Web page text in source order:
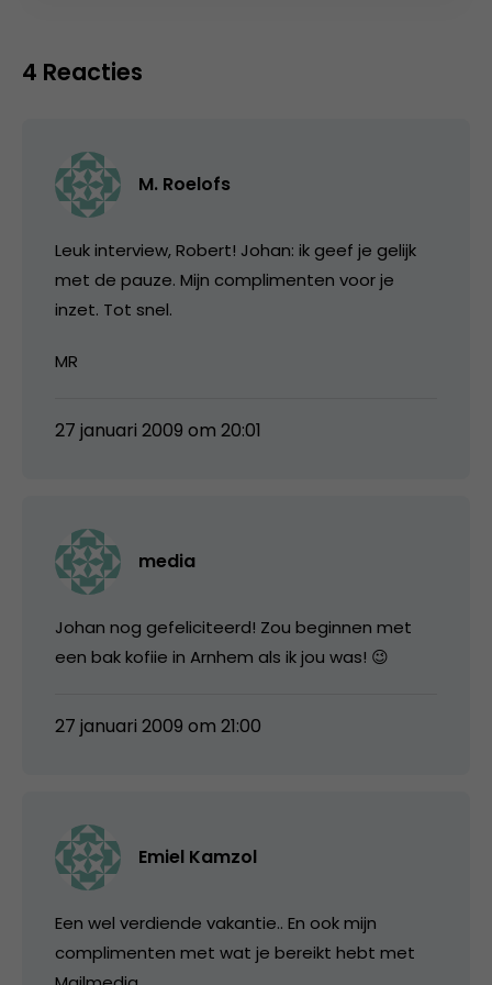
4 Reacties
M. Roelofs
Leuk interview, Robert! Johan: ik geef je gelijk
met de pauze. Mijn complimenten voor je
inzet. Tot snel.
MR
27 januari 2009 om 20:01
media
Johan nog gefeliciteerd! Zou beginnen met
een bak kofiie in Arnhem als ik jou was! 😉
27 januari 2009 om 21:00
Emiel Kamzol
Een wel verdiende vakantie.. En ook mijn
complimenten met wat je bereikt hebt met